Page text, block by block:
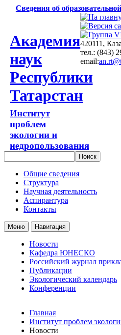
Сведения об
Академия
наук
Республики
Татарстан
Институт
проблем
экологии и
недропользования
420111,
тел.: (843)
email:
Общие сведения
Структура
Научная деятельность
Аспирантура
Контакты
Меню Навигация
Новости
Кафедра ЮНЕСКО
Российский журнал
Публикации
Экологический календарь
Конференции
Главная
Институт проблем
Новости